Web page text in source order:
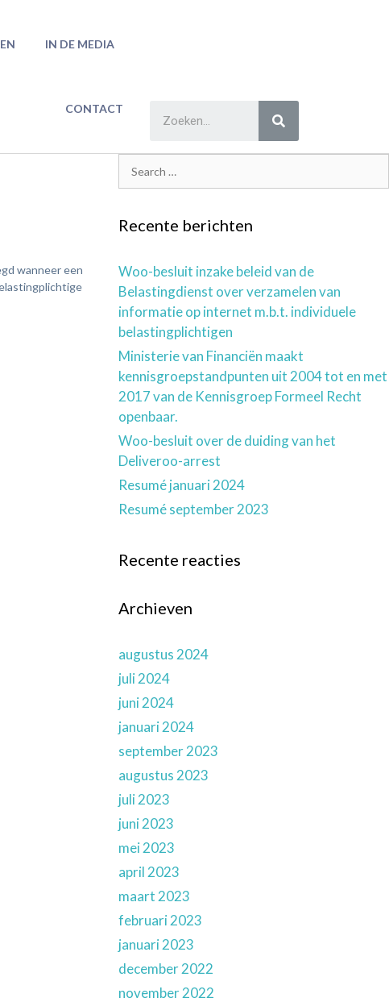
IN DE MEDIA
CONTACT
wanneer een
Recente berichten
Woo-besluit inzake beleid van de
Belastingdienst over verzamelen van
informatie op internet m.b.t. individuele
belastingplichtigen
Ministerie van Financiën maakt
kennisgroepstandpunten uit 2004 tot en met
2017 van de Kennisgroep Formeel Recht
openbaar.
Woo-besluit over de duiding van het
Deliveroo-arrest
Resumé januari 2024
Resumé september 2023
Recente reacties
Archieven
augustus 2024
juli 2024
juni 2024
januari 2024
september 2023
augustus 2023
juli 2023
juni 2023
mei 2023
april 2023
maart 2023
februari 2023
januari 2023
december 2022
november 2022